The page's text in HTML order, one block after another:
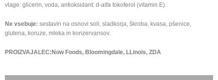
vlage: glicerin, voda, antioksidant: d-alfa tokoferol (vitamin E).
Ne vsebuje: sestavin na osnovi soli, sladkorja, škroba, kvasa, pšenice,
glutena, koruze, mleka in konzervansov.
PROIZVAJALEC:Now Foods, Bloomingdale, LLinois, ZDA